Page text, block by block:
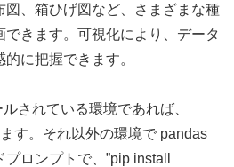
図、箱ひげ図など、さまざまな種
きます。可視化により、データ
に把握できます。
されている環境であれば、
す。それ以外の環境で pandas
ロンプトで、”pip install